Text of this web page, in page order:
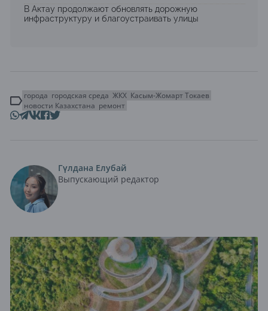
В Актау продолжают обновлять дорожную
инфраструктуру и благоустраивать улицы
города городская среда ЖКХ Касым-Жомарт Токаев
новости Казахстана ремонт
Гүлдана Елубай
Выпускающий редактор